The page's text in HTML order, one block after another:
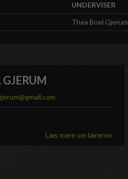
UNDERVISER
Thea Boel Gjerum
Læs mere om læreren